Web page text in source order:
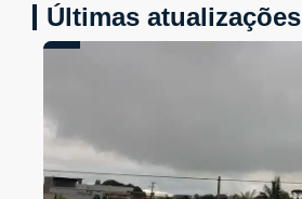
Últimas atualizações